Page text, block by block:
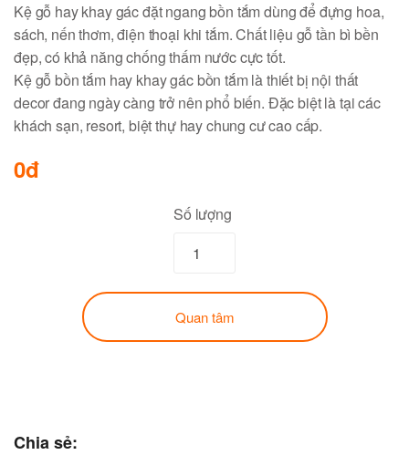
Kệ gỗ hay khay gác đặt ngang bồn tắm dùng để đựng hoa,
sách, nến thơm, điện thoại khi tắm. Chất liệu gỗ tần bì bền
đẹp, có khả năng chống thấm nước cực tốt.
Kệ gỗ bồn tắm hay khay gác bồn tắm là thiết bị nội thất
decor đang ngày càng trở nên phổ biến. Đặc biệt là tại các
khách sạn, resort, biệt thự hay chung cư cao cấp.
0đ
Số lượng
Quan tâm
Chia sẻ: